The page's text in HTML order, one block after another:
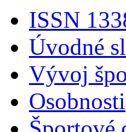
ISSN
Úvodné
Vývoj
Osobnosti